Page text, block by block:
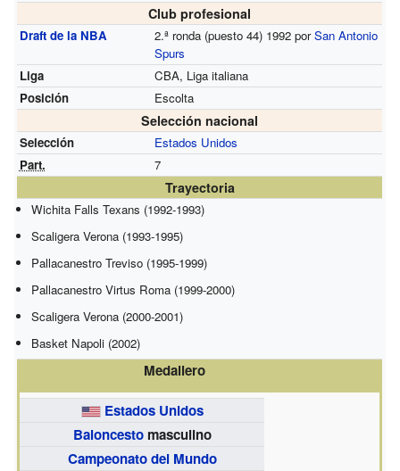
Club profesional
Draft de la NBA 2.ª ronda (puesto 44) 1992 porSan Antonio
Spurs
Liga
CBA, Liga italiana
Posición
Escolta
Selección nacional
Selección
Estados Unidos
Part.
7
Trayectoria
Wichita Falls Texans (1992-1993)
Scaligera Verona (1993-1995)
Pallacanestro Treviso (1995-1999)
Pallacanestro Virtus Roma (1999-2000)
Scaligera Verona (2000-2001)
Basket Napoli (2002)
Medallero
Estados Unidos
Baloncestomasculino
Campeonato del Mundo